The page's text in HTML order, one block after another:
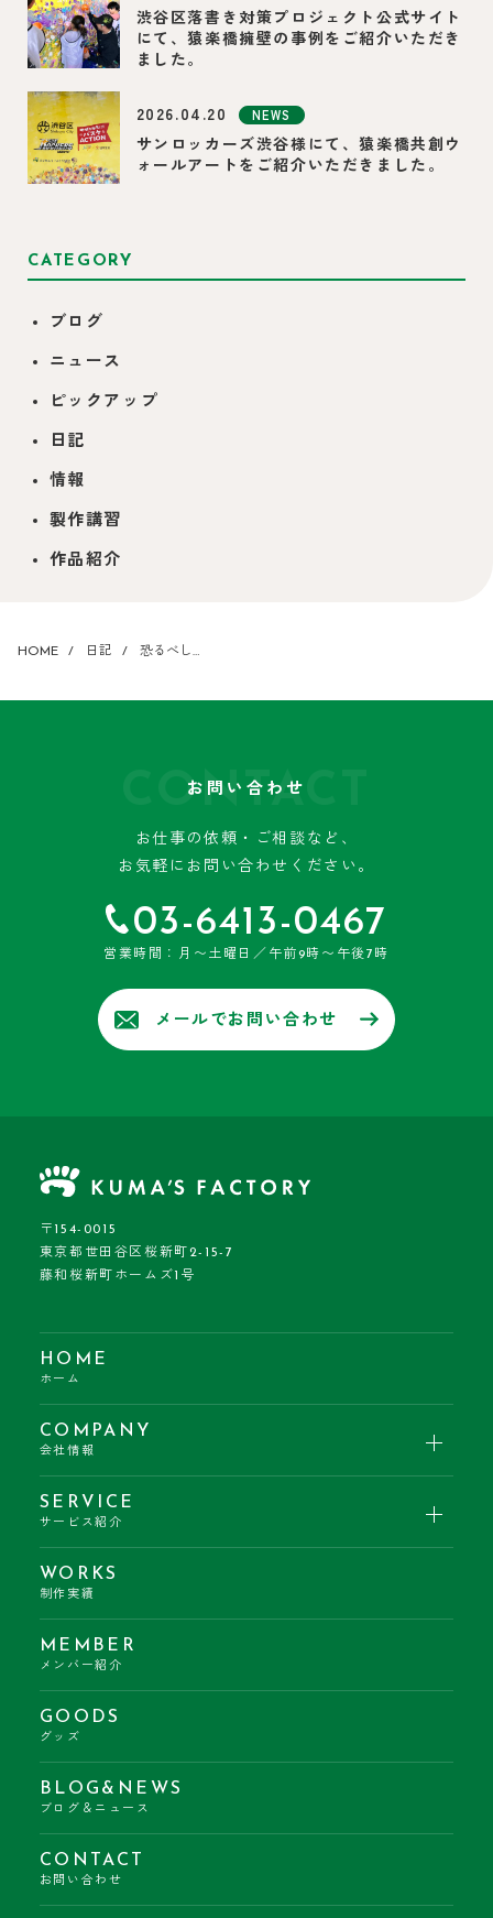
渋谷区落書き対策プロジェクト公式サイト
にて、猿楽橋擁壁の事例をご紹介いただき
ました。
2026.04.20 NEWS
サンロッカーズ渋谷様にて、猿楽橋共創ウ
ォールアートをご紹介いただきました。
CATEGORY
ブログ
ニュース
ピックアップ
日記
情報
製作講習
作品紹介
HOME 日記 恐るべし…
CONTACT
お問い合わせ
お仕事の依頼・ご相談など、
お気軽にお問い合わせください。
03-6413-0467
営業時間：月〜土曜日／午前9時〜午後7時
メールでお問い合わせ
〒154-0015
東京都世田谷区桜新町2-15-7
藤和桜新町ホームズ1号
HOME
ホーム
COMPANY
会社情報
SERVICE
サービス紹介
WORKS
制作実績
MEMBER
メンバー紹介
GOODS
グッズ
BLOG&NEWS
ブログ＆ニュース
CONTACT
お問い合わせ